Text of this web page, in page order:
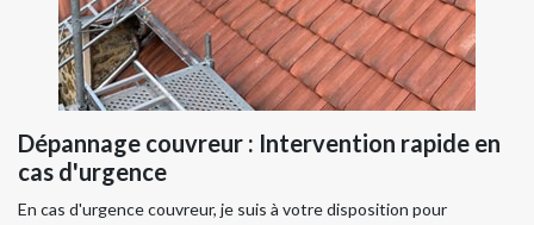
Dépannage couvreur : Intervention rapide en
cas d'urgence
En cas d'urgence couvreur, je suis à votre disposition pour